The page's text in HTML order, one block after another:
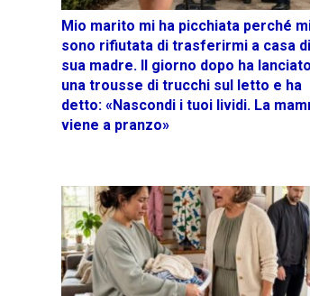
Mio marito mi ha picchiata perché
sono rifiutata di trasferirmi a casa di
sua madre. Il giorno dopo ha lanciato
una trousse di trucchi sul letto e ha
detto: «Nascondi i tuoi lividi. La
viene a pranzo»